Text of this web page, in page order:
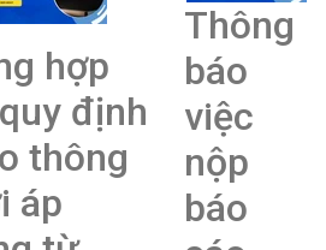
hợp
định
thông
áp
Thông
báo
việc
nộp
báo